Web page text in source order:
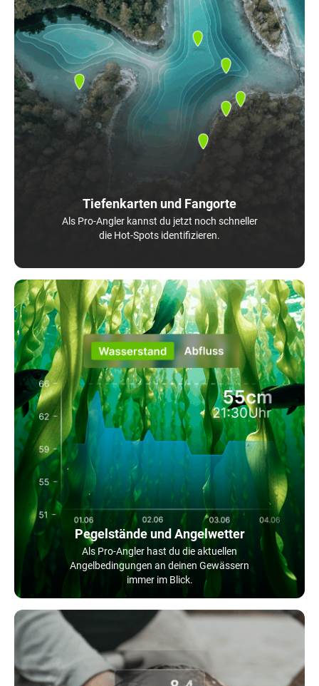
Tiefenkarten und Fangorte
Als Pro-Angler kannst du jetzt noch schneller
die Hot-Spots identifizieren.
Pegelstände und Angelwetter
Als Pro-Angler hast du die aktuellen
Angelbedingungen an deinen Gewässern
immer im Blick.